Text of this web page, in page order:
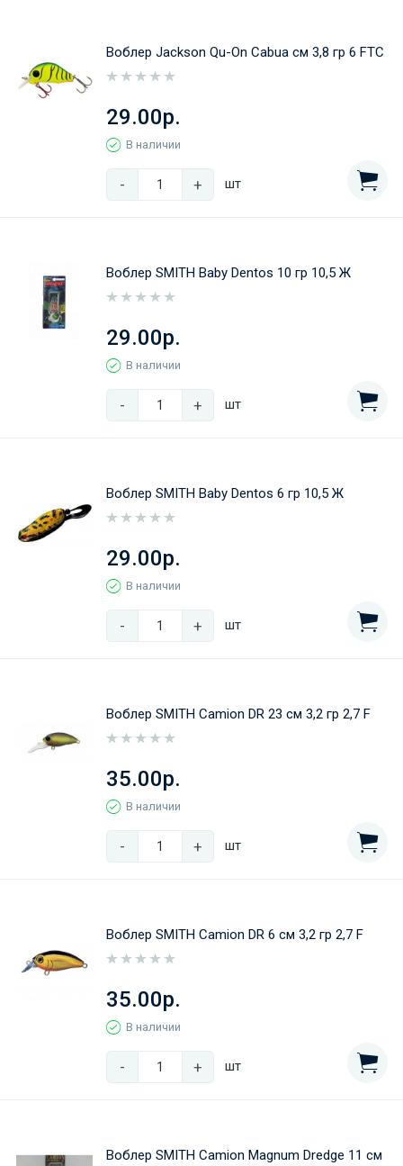
Воблер Jackson Qu-On Cabua см 3,8 гр 6 FTC
29.00р.
В наличии
- + шт
Воблер SMITH Baby Dentos 10 гр 10,5 Ж
29.00р.
В наличии
- + шт
Воблер SMITH Baby Dentos 6 гр 10,5 Ж
29.00р.
В наличии
- + шт
Воблер SMITH Camion DR 23 cм 3,2 гр 2,7 F
35.00р.
В наличии
- + шт
Воблер SMITH Camion DR 6 cм 3,2 гр 2,7 F
35.00р.
В наличии
- + шт
Воблер SMITH Camion Magnum Dredge 11 cм